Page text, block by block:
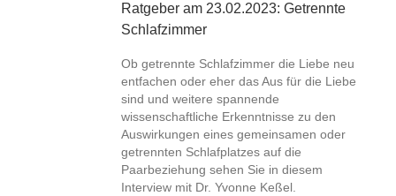
Ratgeber am 23.02.2023: Getrennte
Schlafzimmer
Ob getrennte Schlafzimmer die Liebe neu
entfachen oder eher das Aus für die Liebe
sind und weitere spannende
wissenschaftliche Erkenntnisse zu den
Auswirkungen eines gemeinsamen oder
getrennten Schlafplatzes auf die
Paarbeziehung sehen Sie in diesem
Interview mit Dr. Yvonne Keßel.